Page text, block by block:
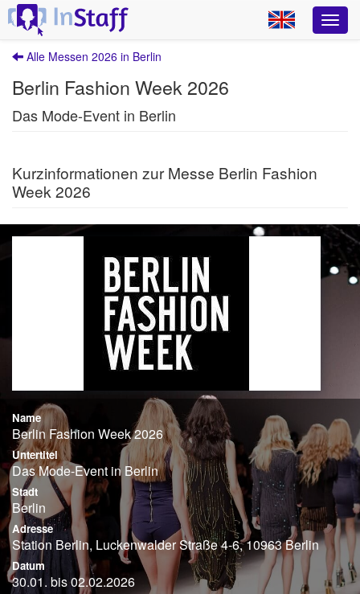
Alle Messen 2026 in Berlin
Berlin Fashion Week 2026
Das Mode-Event in Berlin
Kurzinformationen zur Messe Berlin Fashion
Week 2026
Name
Berlin Fashion Week 2026
Untertitel
Das Mode-Event in Berlin
Stadt
Berlin
Adresse
Station Berlin, Luckenwalder Straße 4-6, 10963 Berlin
Datum
30.01. bis 02.02.2026